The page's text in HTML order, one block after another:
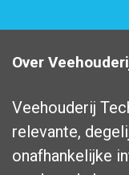
Over
Veehouderij
relevante,
onafhankelijke